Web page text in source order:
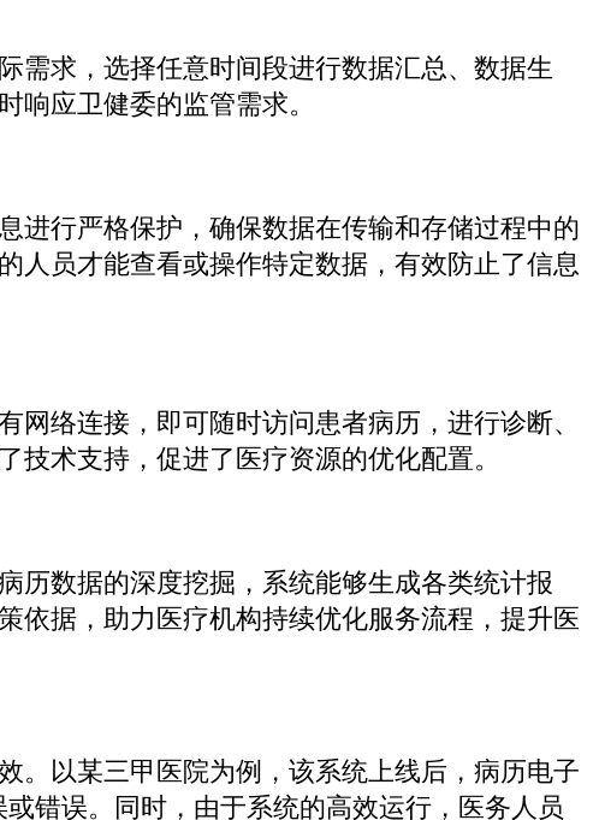
需求，选择任意时间段进行数据汇总、数据生
响应卫健委的监管需求。
进行严格保护，确保数据在传输和存储过程中的
人员才能查看或操作特定数据，有效防止了信息
络连接，即可随时访问患者病历，进行诊断、
术支持，促进了医疗资源的优化配置。
历数据的深度挖掘，系统能够生成各类统计报
依据，助力医疗机构持续优化服务流程，提升医
。以某三甲医院为例，该系统上线后，病历电子
错误。同时，由于系统的高效运行，医务人员